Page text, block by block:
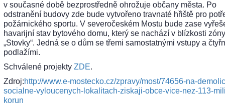
v současné době bezprostředně ohrožuje občany města. Po
odstranění budovy zde bude vytvořeno travnaté hřiště pro
požárnického sportu. V severočeském Mostu bude zase
havarijní stav bytového domu, který se nachází v blízkosti zóny
„Stovky“. Jedná se o dům se třemi samostatnými vstupy a
podlažími.
Schválené projekty ZDE.
Zdroj:http://www.e-mostecko.cz/zpravy/most/74656-na-
socialne-vyloucenych-lokalitach-ziskaji-obce-vice-nez-113-
korun